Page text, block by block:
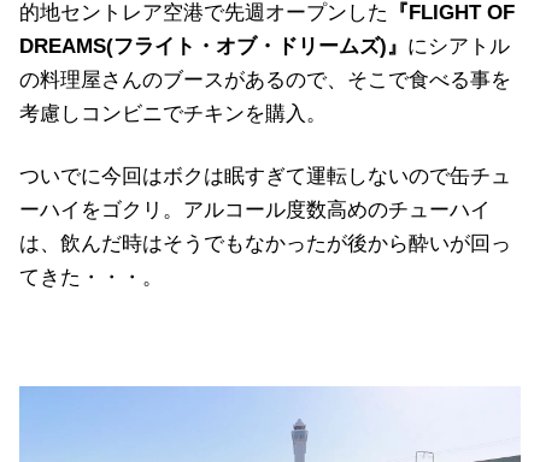
的地セントレア空港で先週オープンした
『FLIGHT OF
DREAMS(フライト・オブ・ドリームズ)』 にシアトル
の料理屋さんのブースがあるので、そこで食べる事を
考慮しコンビニでチキンを購入。
ついでに今回はボクは眠すぎて運転しないので缶チュ
ーハイをゴクリ。アルコール度数高めのチューハイ
は、飲んだ時はそうでもなかったが後から酔いが回っ
てきた・・・。